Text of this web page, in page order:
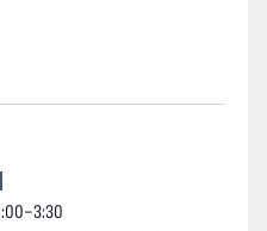
–3:30